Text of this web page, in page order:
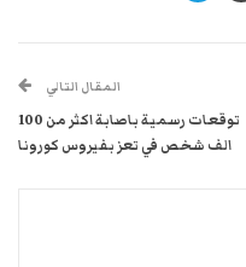
المقال التالي
توقعات رسمية باصابة اكثر من 100
الف شخص في تعز بفيروس كورونا